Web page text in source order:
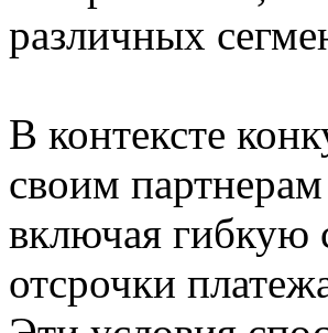
различных
В контексте
своим
включая гибкую
отсрочки